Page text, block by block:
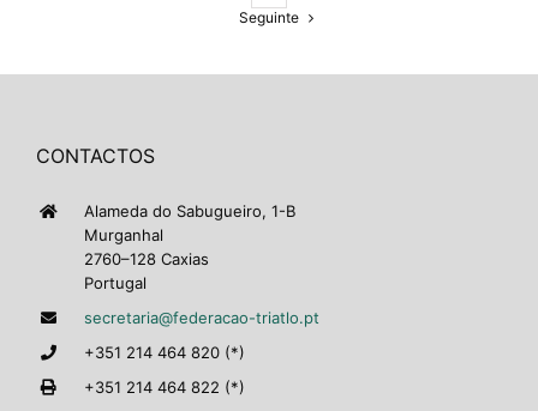
Seguinte
CONTACTOS
Alameda do Sabugueiro, 1-B
Murganhal
2760–128 Caxias
Portugal
secretaria@federacao-triatlo.pt
+351 214 464 820 (*)
+351 214 464 822 (*)